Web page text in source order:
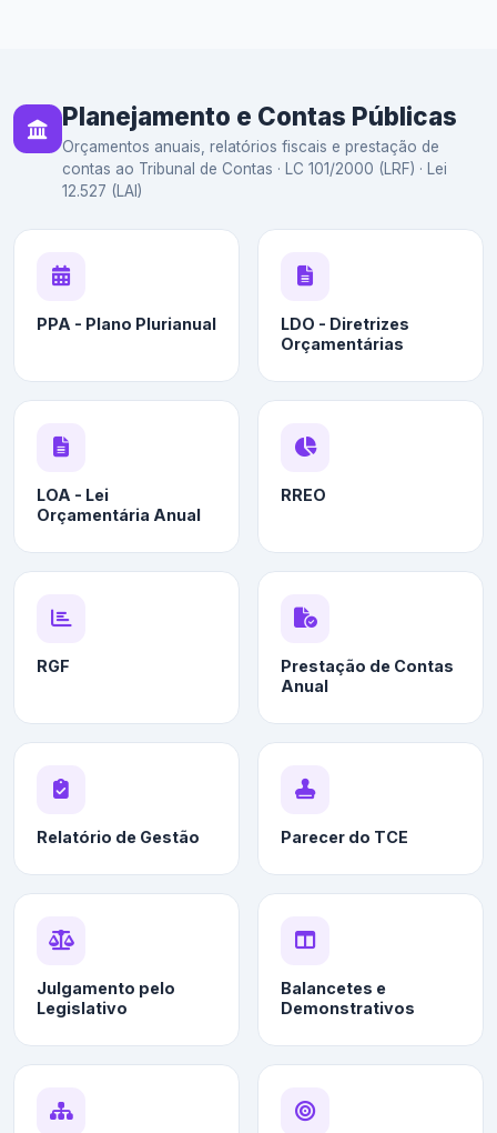
Planejamento e Contas Públicas
Orçamentos anuais, relatórios fiscais e prestação de
contas ao Tribunal de Contas · LC 101/2000 (LRF) · Lei
12.527 (LAI)
PPA - Plano Plurianual
LDO - Diretrizes
Orçamentárias
LOA - Lei
Orçamentária Anual
RREO
RGF
Prestação de Contas
Anual
Relatório de Gestão Parecer do TCE
Julgamento pelo
Legislativo
Balancetes e
Demonstrativos